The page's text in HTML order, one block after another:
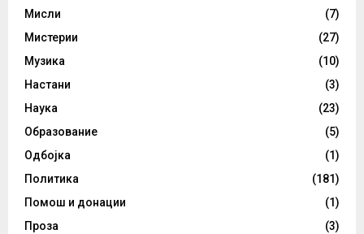
Мисли
(7)
Мистерии
(27)
Музика
(10)
Настани
(3)
Наука
(23)
Образование
(5)
Одбојка
(1)
Политика
(181)
Помош и донации
(1)
Проза
(3)